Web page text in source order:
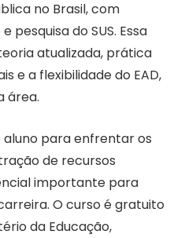
no Brasil, com
pesquisa do SUS. Essa
atualizada, prática
e a flexibilidade do EAD,
área.
aluno para enfrentar os
de recursos
importante para
O curso é gratuito
da Educação,